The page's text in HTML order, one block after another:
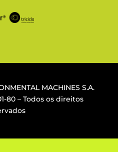
MACHINES S.A.
80 – Todos os direitos